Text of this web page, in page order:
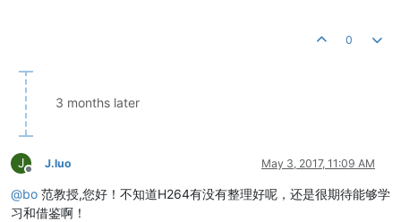
0
3 months later
J
Offline
J.luo May 3, 2017, 11:09 AM
@bo 范教授,您好！不知道H264有没有整理好呢，还是很期待能够学
习和借鉴啊！